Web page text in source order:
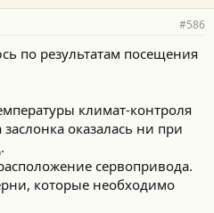
#586
по результатам посещения
климат-контроля
оказалась ни при
сервопривода.
которые необходимо